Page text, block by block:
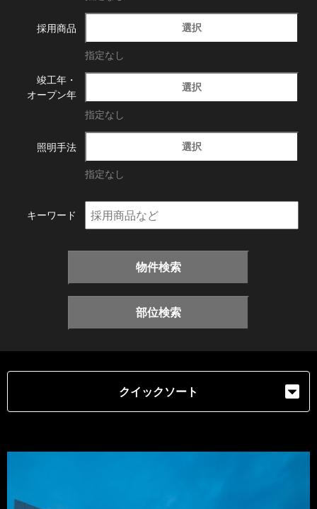
採用商品 選択
指定なし
竣工年・
オープン年
選択
指定なし
照明手法 選択
指定なし
キーワード
物件検索
部位検索
クイックソート